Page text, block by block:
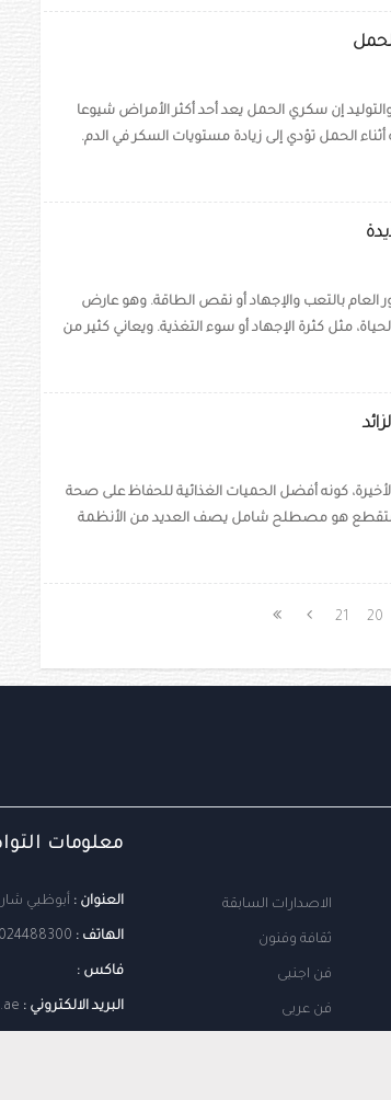
إن سكري الحمل يعد أحد أكثر الأمراض شيوعا
الحمل تؤدي إلى زيادة مستويات السكر في الدم.
بالتعب والإجهاد أو نقص الطاقة. وهو عارض
مثل كثرة الإجهاد أو سوء التغذية. ويعاني كثير من
كونه أفضل الحميات الغذائية للحفاظ على صحة
المتقطع هو مصطلح شامل يصف العديد من الأنظمة
20
21
الاصدارات السابقة
ثقافة وفنون
فن اجنبى
فن عربى
معلومات
العنوان : أبوظبي شارع
الهاتف : 024488300
فاكس :
البريد الالكتروني :